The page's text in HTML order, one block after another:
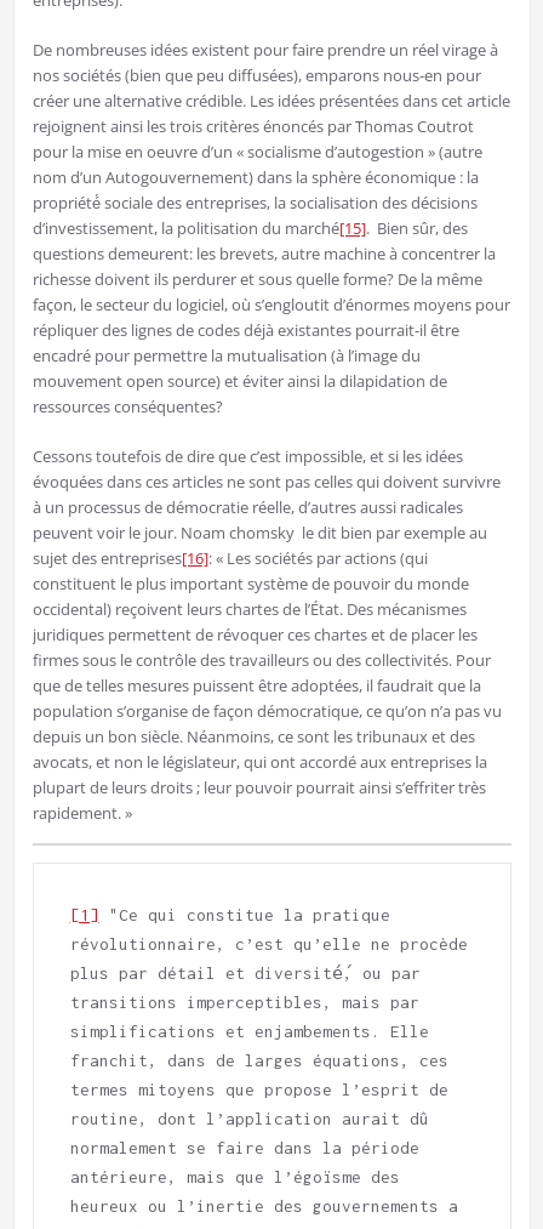
De nombreuses idées existent pour faire prendre un réel virage à
nos sociétés (bien que peu diffusées), emparons nous-en pour
créer une alternative crédible. Les idées présentées dans cet article
rejoignent ainsi les trois critères énoncés par Thomas Coutrot
pour la mise en oeuvre d’un « socialisme d’autogestion » (autre
nom d’un Autogouvernement) dans la sphère économique : la
propriété́ sociale des entreprises, la socialisation des décisions
d’investissement, la politisation du marché[15]. Bien sûr, des
questions demeurent: les brevets, autre machine à concentrer la
richesse doivent ils perdurer et sous quelle forme? De la même
façon, le secteur du logiciel, où s’engloutit d’énormes moyens pour
répliquer des lignes de codes déjà existantes pourrait-il être
encadré pour permettre la mutualisation (à l’image du
mouvement open source) et éviter ainsi la dilapidation de
ressources conséquentes?
Cessons toutefois de dire que c’est impossible, et si les idées
évoquées dans ces articles ne sont pas celles qui doivent survivre
à un processus de démocratie réelle, d’autres aussi radicales
peuvent voir le jour. Noam chomsky le dit bien par exemple au
sujet des entreprises[16]: « Les sociétés par actions (qui
constituent le plus important système de pouvoir du monde
occidental) reçoivent leurs chartes de l’État. Des mécanismes
juridiques permettent de révoquer ces chartes et de placer les
firmes sous le contrôle des travailleurs ou des collectivités. Pour
que de telles mesures puissent être adoptées, il faudrait que la
population s’organise de façon démocratique, ce qu’on n’a pas vu
depuis un bon siècle. Néanmoins, ce sont les tribunaux et des
avocats, et non le législateur, qui ont accordé aux entreprises la
plupart de leurs droits ; leur pouvoir pourrait ainsi s’effriter très
rapidement. »
[1] "Ce qui constitue la pratique
révolutionnaire, c’est qu’elle ne procède
plus par détail et diversité́, ou par
transitions imperceptibles, mais par
simplifications et enjambements. Elle
franchit, dans de larges équations, ces
termes mitoyens que propose l’esprit de
routine, dont l’application aurait dû
normalement se faire dans la période
antérieure, mais que l’égoïsme des
heureux ou l’inertie des gouvernements a